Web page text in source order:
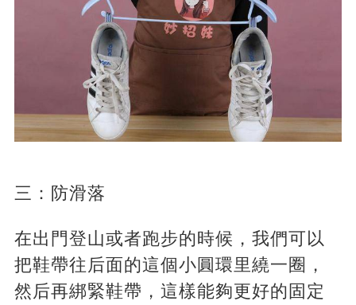
三：防滑落
在出門登山或者跑步的時候，我們可以
把鞋帶往后面的這個小圓環里繞一圈，
然后再綁緊鞋帶，這樣能夠更好的固定